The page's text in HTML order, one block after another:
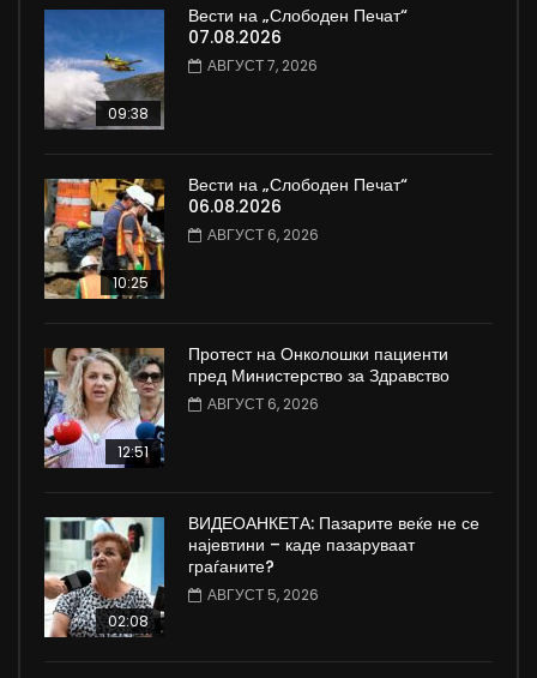
09:38
Вести на „Слободен Печат“
07.08.2026
АВГУСТ 7, 2026
10:25
Вести на „Слободен Печат“
06.08.2026
АВГУСТ 6, 2026
12:51
Протест на Онколошки пациенти
пред Министерство за Здравство
АВГУСТ 6, 2026
02:08
ВИДЕОАНКЕТА: Пазарите веќе не се
најевтини – каде пазаруваат
граѓаните?
АВГУСТ 5, 2026